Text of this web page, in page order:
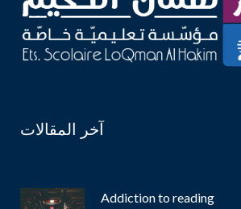
آخر المقالات
Addiction to reading